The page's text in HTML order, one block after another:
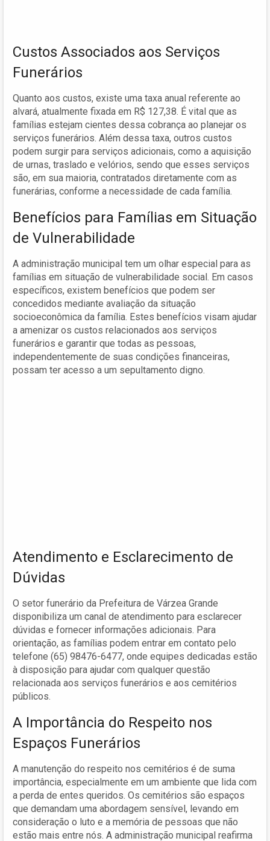
Custos Associados aos Serviços
Funerários
Quanto aos custos, existe uma taxa anual referente ao
alvará, atualmente fixada em R$ 127,38. É vital que as
famílias estejam cientes dessa cobrança ao planejar os
serviços funerários. Além dessa taxa, outros custos
podem surgir para serviços adicionais, como a aquisição
de urnas, traslado e velórios, sendo que esses serviços
são, em sua maioria, contratados diretamente com as
funerárias, conforme a necessidade de cada família.
Benefícios para Famílias em Situação
de Vulnerabilidade
A administração municipal tem um olhar especial para as
famílias em situação de vulnerabilidade social. Em casos
específicos, existem benefícios que podem ser
concedidos mediante avaliação da situação
socioeconômica da família. Estes benefícios visam ajudar
a amenizar os custos relacionados aos serviços
funerários e garantir que todas as pessoas,
independentemente de suas condições financeiras,
possam ter acesso a um sepultamento digno.
Atendimento e Esclarecimento de
Dúvidas
O setor funerário da Prefeitura de Várzea Grande
disponibiliza um canal de atendimento para esclarecer
dúvidas e fornecer informações adicionais. Para
orientação, as famílias podem entrar em contato pelo
telefone (65) 98476-6477, onde equipes dedicadas estão
à disposição para ajudar com qualquer questão
relacionada aos serviços funerários e aos cemitérios
públicos.
A Importância do Respeito nos
Espaços Funerários
A manutenção do respeito nos cemitérios é de suma
importância, especialmente em um ambiente que lida com
a perda de entes queridos. Os cemitérios são espaços
que demandam uma abordagem sensível, levando em
consideração o luto e a memória de pessoas que não
estão mais entre nós. A administração municipal reafirma